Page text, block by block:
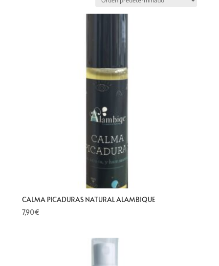
CALMA PICADURAS NATURAL ALAMBIQUE
7,90€